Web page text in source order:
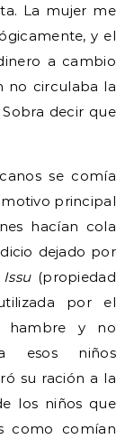
La mujer me
y el
a cambio
no circulaba la
decir que
se comía
principal
hacían cola
dejado por
(propiedad
por el
hambre y no
esos niños
su ración a la
los niños que
como comían